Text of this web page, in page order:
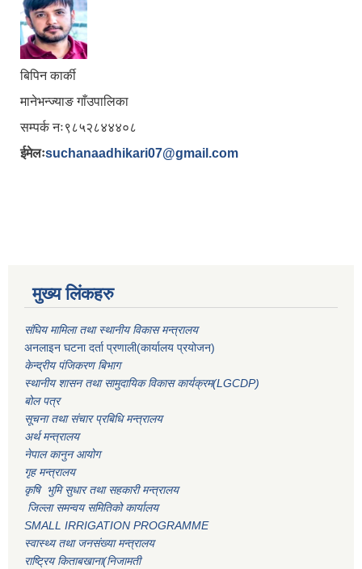
बिपिन कार्की
मानेभन्ज्याङ गाँउपालिका
सम्पर्क नः९८५२८४४४०८
ईमेलःsuchanaadhikari07@gmail.com
मुख्य लिंकहरु
संघिय मामिला तथा स्थानीय विकास मन्त्रालय
अनलाइन घटना दर्ता प्रणाली(कार्यालय प्रयोजन)
केन्द्रीय पंजिकरण बिभाग
स्थानीय शासन तथा सामुदायिक विकास कार्यक्रम(LGCDP)
बोल पत्र
सूचना तथा संचार प्रबिधि मन्त्रालय
अर्थ मन्त्रालय
नेपाल कानुन आयोग
गृह मन्त्रालय
कृषि भुमि सुधार तथा सहकारी मन्त्रालय
जिल्ला समन्वय समितिको कार्यालय
SMALL IRRIGATION PROGRAMME
स्वास्थ्य तथा जनसंख्या मन्त्रालय
राष्ट्रिय किताबखाना(निजामती